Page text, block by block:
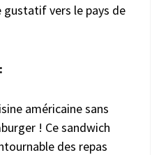
gustatif vers le pays de
américaine sans
! Ce sandwich
des repas